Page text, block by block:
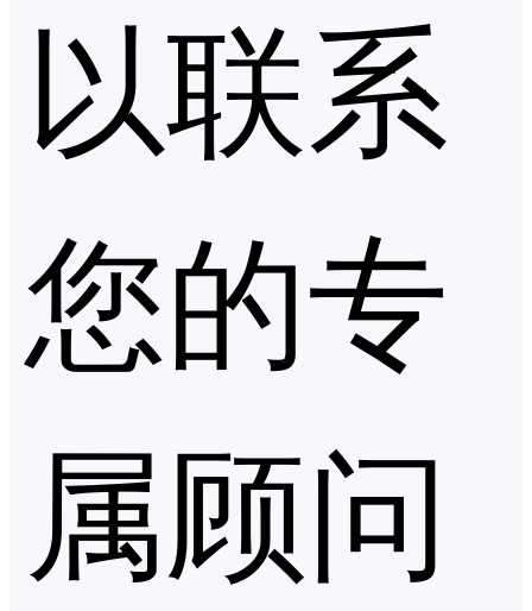
以联系
您的专
属顾问